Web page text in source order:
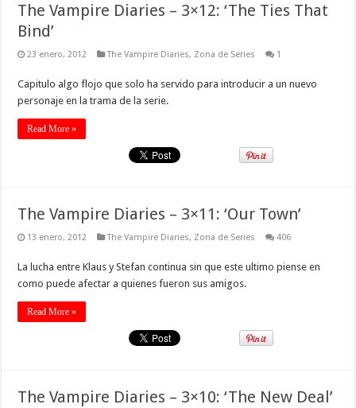
The Vampire Diaries – 3×12: ‘The Ties That
Bind’
23 enero, 2012 The Vampire Diaries, Zona de Series 1
Capitulo algo flojo que solo ha servido para introducir a un nuevo
personaje en la trama de la serie.
Read More »
The Vampire Diaries – 3×11: ‘Our Town’
13 enero, 2012 The Vampire Diaries, Zona de Series 406
La lucha entre Klaus y Stefan continua sin que este ultimo piense en
como puede afectar a quienes fueron sus amigos.
Read More »
The Vampire Diaries – 3×10: ‘The New Deal’